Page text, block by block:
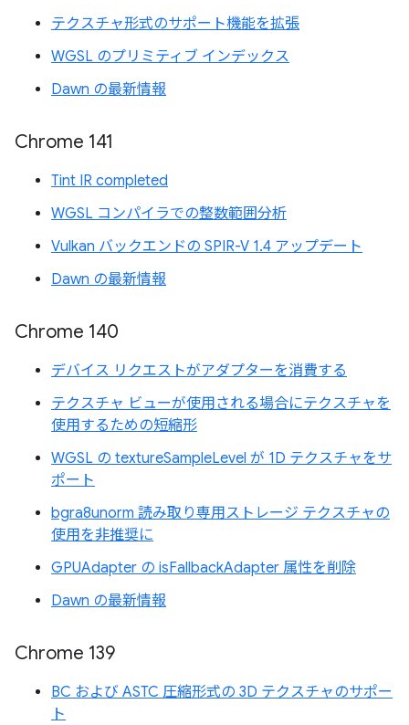
テクスチャ形式のサポート機能を拡張
WGSL のプリミティブ インデックス
Dawn の最新情報
Chrome 141
Tint IR completed
WGSL コンパイラでの整数範囲分析
Vulkan バックエンドの SPIR-V 1.4 アップデート
Dawn の最新情報
Chrome 140
デバイス リクエストがアダプターを消費する
テクスチャ ビューが使用される場合にテクスチャを
使用するための短縮形
WGSL の textureSampleLevel が 1D テクスチャをサ
ポート
bgra8unorm 読み取り専用ストレージ テクスチャの
使用を非推奨に
GPUAdapter の isFallbackAdapter 属性を削除
Dawn の最新情報
Chrome 139
BC および ASTC 圧縮形式の 3D テクスチャのサポー
ト